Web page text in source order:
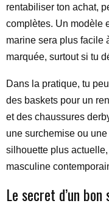
rentabiliser ton achat,
complètes. Un modèle
marine sera plus facile
marquée, surtout si tu
Dans la pratique, tu
des baskets pour un
et des chaussures
une surchemise ou
silhouette plus
masculine
Le secret d’un